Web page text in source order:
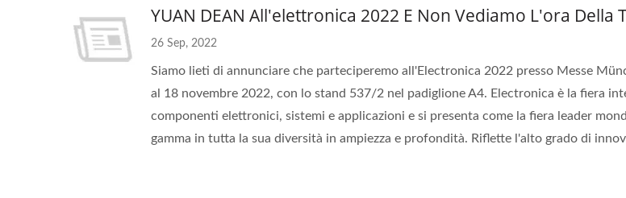
YUAN DEAN All'elettronica 2022 E Non Vediamo L'ora Della
26 Sep, 2022
Siamo lieti di annunciare che parteciperemo all'Electronica 2022 presso Messe
al 18 novembre 2022, con lo stand 537/2 nel padiglione A4. Electronica è la fiera
componenti elettronici, sistemi e applicazioni e si presenta come la fiera leader
gamma in tutta la sua diversità in ampiezza e profondità. Riflette l'alto grado di